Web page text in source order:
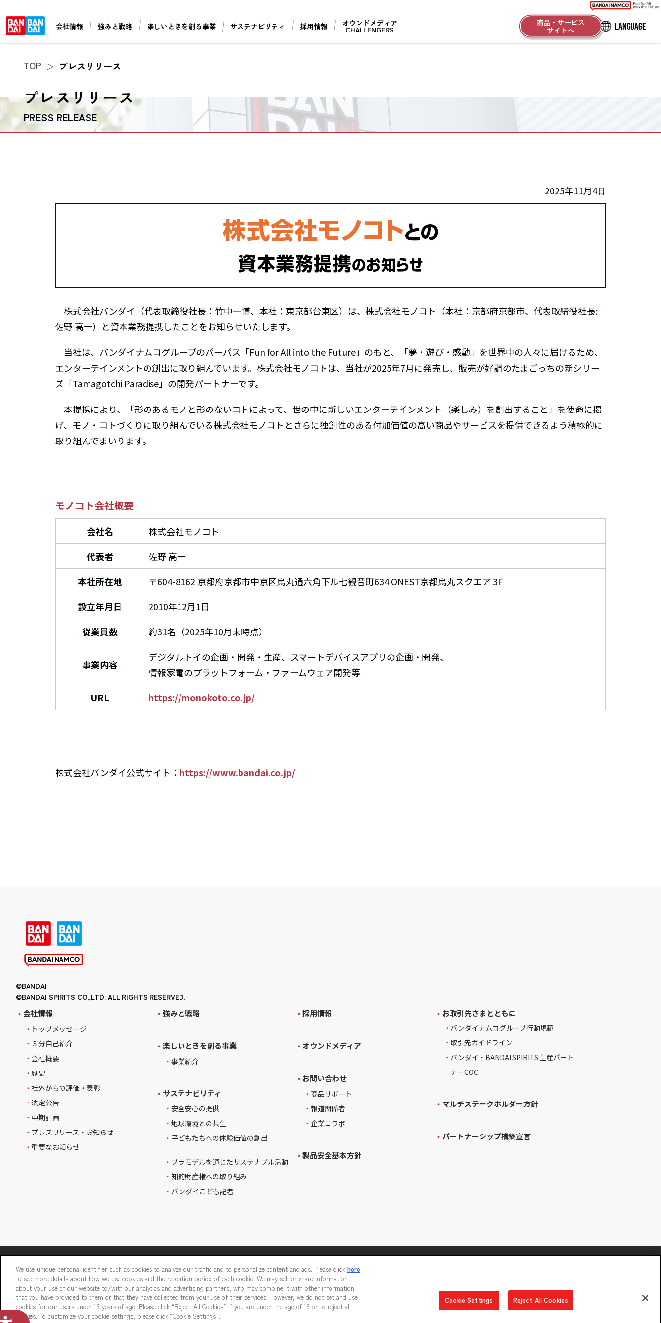
会社情報 強みと戦略 楽しいときを創る事業 サステナビリティ 採用情報 オウンドメディア
CHALLENGERS
商品・サービス
サイトへ
LANGUAGE
TOP プレスリリース
プレスリリース
PRESS RELEASE
2025年11月4日
株式会社バンダイ（代表取締役社長：竹中一博、本社：東京都台東区）は、株式会社モノコト（本社：京都府京都市、代表取締役社長:
佐野 高一）と資本業務提携したことをお知らせいたします。
当社は、バンダイナムコグループのパーパス「Fun for All into the Future」のもと、「夢・遊び・感動」を世界中の人々に届けるため、
エンターテインメントの創出に取り組んでいます。株式会社モノコトは、当社が2025年7月に発売し、販売が好調のたまごっちの新シリー
ズ「Tamagotchi Paradise」の開発パートナーです。
本提携により、「形のあるモノと形のないコトによって、世の中に新しいエンターテインメント（楽しみ）を創出すること」を使命に掲
げ、モノ・コトづくりに取り組んでいる株式会社モノコトとさらに独創性のある付加価値の高い商品やサービスを提供できるよう積極的に
取り組んでまいります。
モノコト会社概要
会社名
株式会社モノコト
代表者
佐野 高一
本社所在地
〒604-8162 京都府京都市中京区烏丸通六角下ル七観音町634 ONEST京都烏丸スクエア 3F
設立年月日
2010年12月1日
従業員数
約31名（2025年10月末時点）
事業内容
デジタルトイの企画・開発・生産、スマートデバイスアプリの企画・開発、
情報家電のプラットフォーム・ファームウェア開発等
URL
https://monokoto.co.jp/
株式会社バンダイ公式サイト： https://www.bandai.co.jp/
©BANDAI
©BANDAI SPIRITS CO.,LTD. ALL RIGHTS RESERVED.
会社情報
トップメッセージ
３分自己紹介
会社概要
歴史
社外からの評価・表彰
法定公告
中期計画
プレスリリース・お知らせ
重要なお知らせ
強みと戦略
楽しいときを創る事業
事業紹介
サステナビリティ
安全安心の提供
地球環境との共生
子どもたちへの体験価値の創出
プラモデルを通じたサステナブル活動
知的財産権への取り組み
バンダイこども記者
採用情報
オウンドメディア
お問い合わせ
商品サポート
報道関係者
企業コラボ
製品安全基本方針
お取引先さまとともに
バンダイナムコグループ行動規範
取引先ガイドライン
バンダイ・BANDAI SPIRITS 生産パート
ナーCOC
マルチステークホルダー方針
パートナーシップ構築宣言
ウェブサイトご利用条件 ソーシャルメディアポリシー
個人情報及び特定個人情報等の取り扱いに関する保護方針
Do Not Sell or Share My Personal Information ウェブアクセシビリティ方針著作権・商標について
カスタマーハラスメントに対する基本的な対応方針
We use unique personal identifier such as cookies to analyze our traffic and to personalize content and ads. Please click here
to see more details about how we use cookies and the retention period of each cookie. We may sell or share information
about your use of our website to/with our analytics and advertising partners, who may combine it with other information
that you have provided to them or that they have collected from your use of their services. However, we do not set and use
cookies for our users under 16 years of age. Please click “Reject All Cookies” if you are under the age of 16 or to reject all
cookies. To customize your cookie settings, please click “Cookie Settings”.
Cookie Settings Reject All Cookies